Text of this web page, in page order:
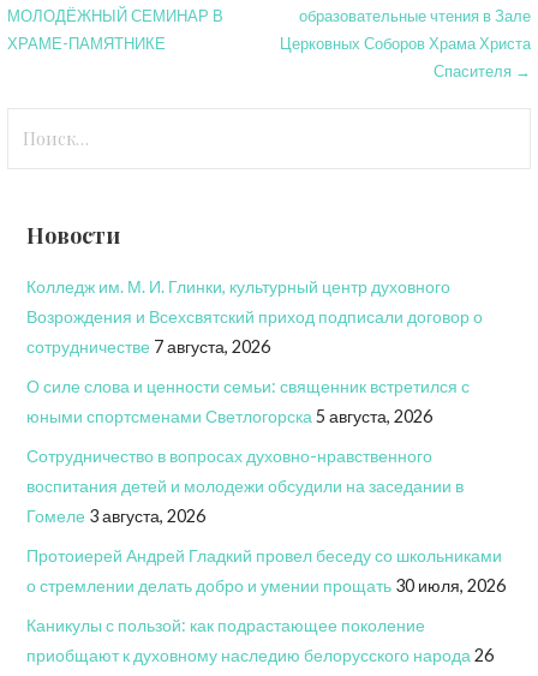
по
записям
МОЛОДЁЖНЫЙ СЕМИНАР В
ХРАМЕ-ПАМЯТНИКЕ
образовательные чтения в Зале
Церковных Соборов Храма Христа
Спасителя →
Новости
Колледж им. М. И. Глинки, культурный центр духовного
Возрождения и Всехсвятский приход подписали договор о
сотрудничестве 7 августа, 2026
О силе слова и ценности семьи: священник встретился с
юными спортсменами Светлогорска 5 августа, 2026
Сотрудничество в вопросах духовно-нравственного
воспитания детей и молодежи обсудили на заседании в
Гомеле 3 августа, 2026
Протоиерей Андрей Гладкий провел беседу со школьниками
о стремлении делать добро и умении прощать 30 июля, 2026
Каникулы с пользой: как подрастающее поколение
приобщают к духовному наследию белорусского народа 26